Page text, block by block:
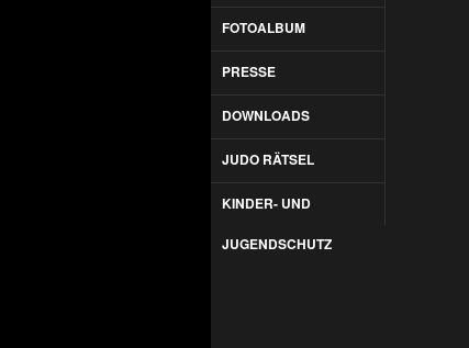
FOTOALBUM
PRESSE
DOWNLOADS
JUDO RÄTSEL
KINDER- UND
JUGENDSCHUTZ